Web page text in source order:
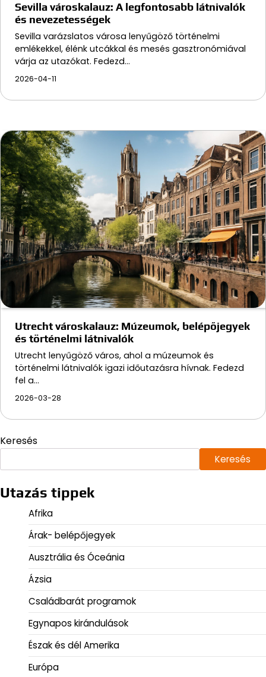
Sevilla városkalauz: A legfontosabb látnivalók
és nevezetességek
Sevilla varázslatos városa lenyűgöző történelmi
emlékekkel, élénk utcákkal és mesés gasztronómiával
várja az utazókat. Fedezd…
2026-04-11
Utrecht városkalauz: Múzeumok, belépőjegyek
és történelmi látnivalók
Utrecht lenyűgöző város, ahol a múzeumok és
történelmi látnivalók igazi időutazásra hívnak. Fedezd
fel a…
2026-03-28
Keresés
Keresés
Utazás tippek
Afrika
Árak- belépőjegyek
Ausztrália és Óceánia
Ázsia
Családbarát programok
Egynapos kirándulások
Észak és dél Amerika
Európa